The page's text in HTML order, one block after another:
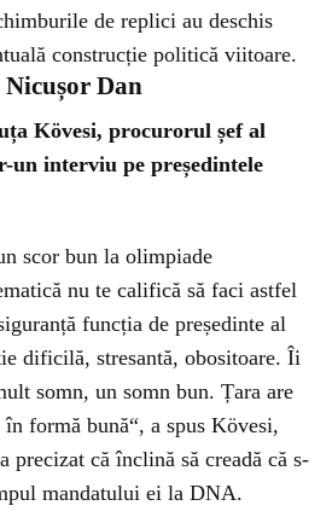
de replici au deschis
construcție politică viitoare.
Dan
Kövesi, procurorul șef al
un interviu pe președintele
scor bun la olimpiade
nu te califică să faci astfel
funcția de președinte al
dificilă, stresantă, obositoare. Îi
somn, un somn bun. Țara are
formă bună“, a spus Kövesi,
precizat că înclină să creadă că s-
mandatului ei la DNA.